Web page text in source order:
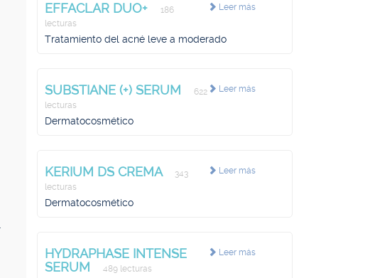
Leer más
EFFACLAR DUO+
186
lecturas
Tratamiento del acné leve a moderado
Leer más
SUBSTIANE (+) SERUM
622
lecturas
Dermatocosmético
Leer más
KERIUM DS CREMA
343
lecturas
Dermatocosmético
Leer más
HYDRAPHASE INTENSE
SERUM
489 lecturas